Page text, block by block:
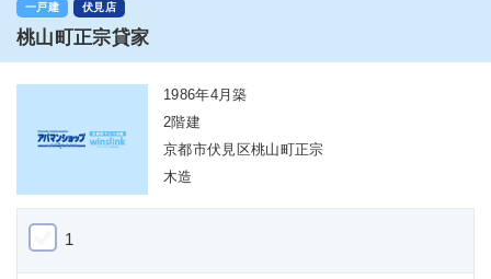
一戸建 伏見店
桃山町正宗貸家
1986年4月築
2階建
京都市伏見区桃山町正宗
木造
1